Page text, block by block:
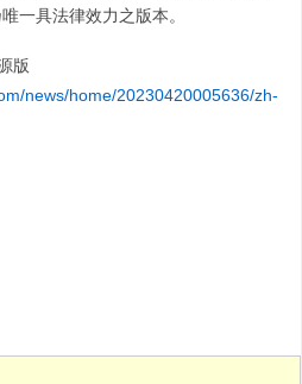
一具法律效力之版本。
版
news/home/20230420005636/zh-